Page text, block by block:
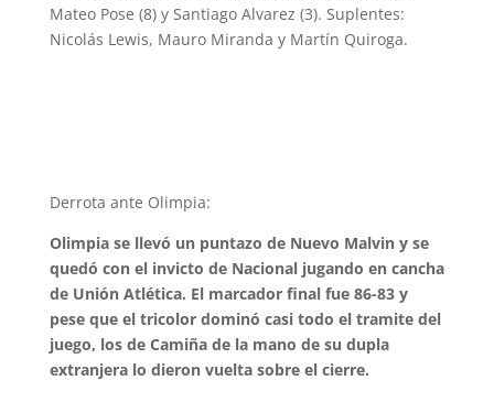
Mateo Pose (8) y Santiago Alvarez (3). Suplentes:
Nicolás Lewis, Mauro Miranda y Martín Quiroga.
Derrota ante Olimpia:
Olimpia se llevó un puntazo de Nuevo Malvin y se
quedó con el invicto de Nacional jugando en cancha
de Unión Atlética. El marcador final fue 86-83 y
pese que el tricolor dominó casi todo el tramite del
juego, los de Camiña de la mano de su dupla
extranjera lo dieron vuelta sobre el cierre.